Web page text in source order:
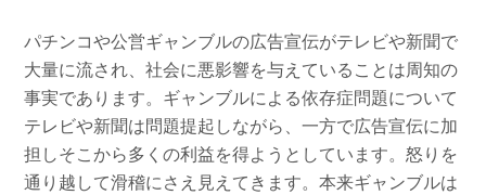
パチンコや公営ギャンブルの広告宣伝がテレビや新聞で
大量に流され、社会に悪影響を与えていることは周知の
事実であります。ギャンブルによる依存症問題について
テレビや新聞は問題提起しながら、一方で広告宣伝に加
担しそこから多くの利益を得ようとしています。怒りを
通り越して滑稽にさえ見えてきます。本来ギャンブルは